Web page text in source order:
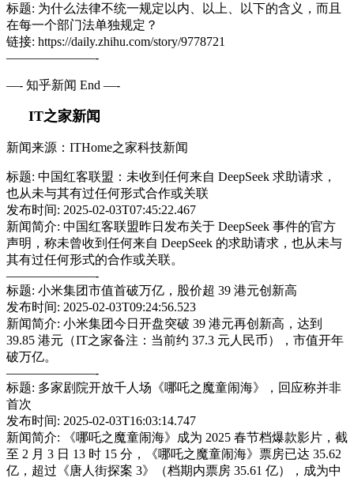
标题: 为什么法律不统一规定以内、以上、以下的含义，而且
在每一个部门法单独规定？
链接: https://daily.zhihu.com/story/9778721
———————-
—- 知乎新闻 End —-
IT之家新闻
新闻来源：ITHome之家科技新闻
标题: 中国红客联盟：未收到任何来自 DeepSeek 求助请求，
也从未与其有过任何形式合作或关联
发布时间: 2025-02-03T07:45:22.467
新闻简介: 中国红客联盟昨日发布关于 DeepSeek 事件的官方
声明，称未曾收到任何来自 DeepSeek 的求助请求，也从未与
其有过任何形式的合作或关联。
———————-
标题: 小米集团市值首破万亿，股价超 39 港元创新高
发布时间: 2025-02-03T09:24:56.523
新闻简介: 小米集团今日开盘突破 39 港元再创新高，达到
39.85 港元（IT之家备注：当前约 37.3 元人民币），市值开年
破万亿。
———————-
标题: 多家剧院开放千人场《哪吒之魔童闹海》，回应称并非
首次
发布时间: 2025-02-03T16:03:14.747
新闻简介: 《哪吒之魔童闹海》成为 2025 春节档爆款影片，截
至 2 月 3 日 13 时 15 分，《哪吒之魔童闹海》票房已达 35.62
亿，超过《唐人街探案 3》（档期内票房 35.61 亿），成为中